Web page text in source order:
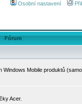
Osobní nastavení
Fórum
Mobile produktů
Acer.